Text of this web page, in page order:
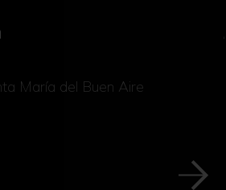
María del Buen Aire